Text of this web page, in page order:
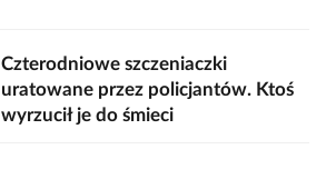
Czterodniowe szczeniaczki
uratowane przez policjantów. Ktoś
wyrzucił je do śmieci